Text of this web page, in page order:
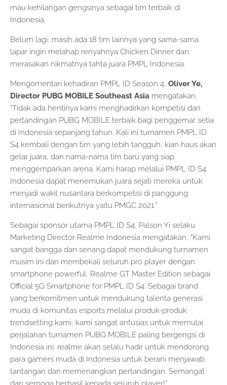
mau kehilangan gengsinya sebagai tim terbaik di
Indonesia.
Belum lagi, masih ada 18 tim lainnya yang sama-sama
lapar ingin melahap renyahnya Chicken Dinner dan
merasakan nikmatnya tahta juara PMPL Indonesia.
Mengomentari kehadiran PMPL ID Season 4, Oliver Ye,
Director PUBG MOBILE Southeast Asia mengatakan,
“Tidak ada hentinya kami menghadirkan kompetisi dan
pertandingan PUBG MOBILE terbaik bagi penggemar setia
di Indonesia sepanjang tahun. Kali ini turnamen PMPL ID
S4 kembali dengan tim yang lebih tangguh, kian haus akan
gelar juara, dan nama-nama tim baru yang siap
menggemparkan arena. Kami harap melalui PMPL ID S4
Indonesia dapat menemukan juara sejati mereka untuk
menjadi wakil nusantara berkompetisi di panggung
internasional berikutnya yaitu PMGC 2021.”
Sebagai sponsor utama PMPL ID S4, Palson Yi selaku
Marketing Director Realme Indonesia mengatakan, “Kami
sangat bangga dan senang dapat mendukung turnamen
musim ini dan membekali seluruh pro player dengan
smartphone powerful, Realme GT Master Edition sebagai
Official 5G Smartphone for PMPL ID S4. Sebagai brand
yang berkomitmen untuk mendukung talenta generasi
muda di komunitas esports melalui produk-produk
trendsetting kami, kami sangat antusias untuk memulai
perjalanan turnamen PUBG MOBILE paling bergengsi di
Indonesia ini. realme akan selalu hadir untuk mendorong
para gamers muda di Indonesia untuk berani menjawab
tantangan dan memenangkan pertandingan. Semangat